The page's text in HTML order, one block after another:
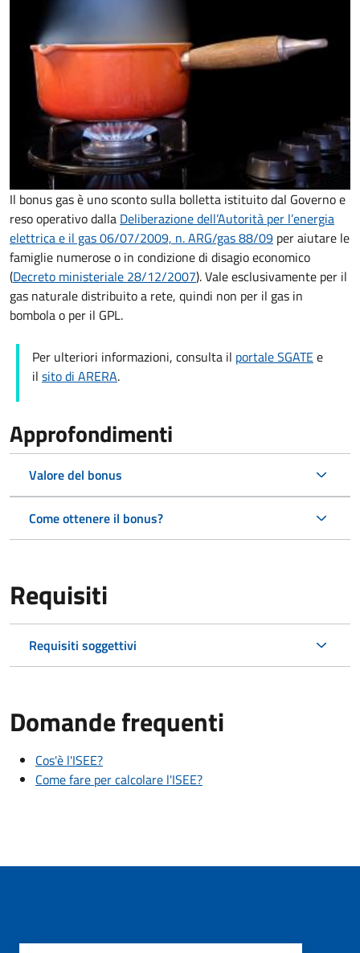
Il bonus gas è uno sconto sulla bolletta istituito dal Governo e
reso operativo dalla Deliberazione dell’Autorità per l’energia
elettrica e il gas 06/07/2009, n. ARG/gas 88/09 per aiutare le
famiglie numerose o in condizione di disagio economico
(Decreto ministeriale 28/12/2007). Vale esclusivamente per il
gas naturale distribuito a rete, quindi non per il gas in
bombola o per il GPL.
Per ulteriori informazioni, consulta il portale SGATEe
il sito di ARERA.
Approfondimenti
Valore del bonus
Come ottenere il bonus?
Requisiti
Requisiti soggettivi
Domande frequenti
Cos'è l'ISEE?
Come fare per calcolare l'ISEE?